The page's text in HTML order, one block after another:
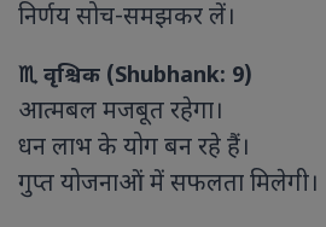
निर्णय सोच-समझकर लें।
♏ वृश्चिक (Shubhank: 9)
आत्मबल मजबूत रहेगा।
धन लाभ के योग बन रहे हैं।
गुप्त योजनाओं में सफलता मिलेगी।